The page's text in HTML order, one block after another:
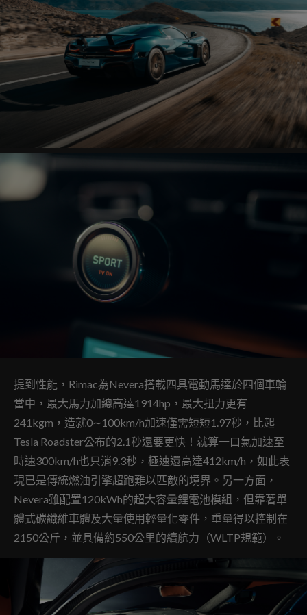
提到性能，Rimac為Nevera搭載四具電動馬達於四個車輪
當中，最大馬力加總高達1914hp，最大扭力更有
241kgm，造就0∼100km/h加速僅需短短1.97秒，比起
Tesla Roadster公布的2.1秒還要更快！就算一口氣加速至
時速300km/h也只消9.3秒，極速還高達412km/h，如此表
現已是傳統燃油引擎超跑難以匹敵的境界。另一方面，
Nevera雖配置120kWh的超大容量鋰電池模組，但靠著單
體式碳纖維車體及大量使用輕量化零件，重量得以控制在
2150公斤，並具備約550公里的續航力（WLTP規範）。